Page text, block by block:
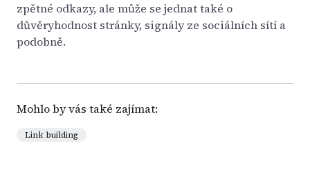
zpětné odkazy, ale může se jednat také o
důvěryhodnost stránky, signály ze sociálních sítí a
podobně.
Mohlo by vás také zajímat:
Link building